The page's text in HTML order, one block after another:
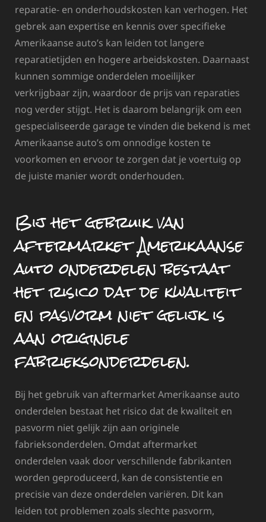
reparatie- en onderhoudskosten kan verhogen. Het
gebrek aan expertise en kennis over specifieke
Amerikaanse auto’s kan leiden tot langere
reparatietijden en hogere arbeidskosten. Daarnaast
kunnen sommige onderdelen moeilijker
verkrijgbaar zijn, waardoor de prijs van reparaties
nog verder stijgt. Het is daarom belangrijk om een
gespecialiseerde garage te vinden die bekend is met
Amerikaanse auto’s om onnodige kosten te
voorkomen en ervoor te zorgen dat je voertuig op
de juiste manier wordt onderhouden.
Bij het gebruik van
aftermarket Amerikaanse
auto onderdelen bestaat
het risico dat de kwaliteit
en pasvorm niet gelijk is
aan originele
fabrieksonderdelen.
Bij het gebruik van aftermarket Amerikaanse auto
onderdelen bestaat het risico dat de kwaliteit en
pasvorm niet gelijk zijn aan originele
fabrieksonderdelen. Omdat aftermarket
onderdelen vaak door verschillende fabrikanten
worden geproduceerd, kan de consistentie en
precisie van deze onderdelen variëren. Dit kan
leiden tot problemen zoals slechte pasvorm,